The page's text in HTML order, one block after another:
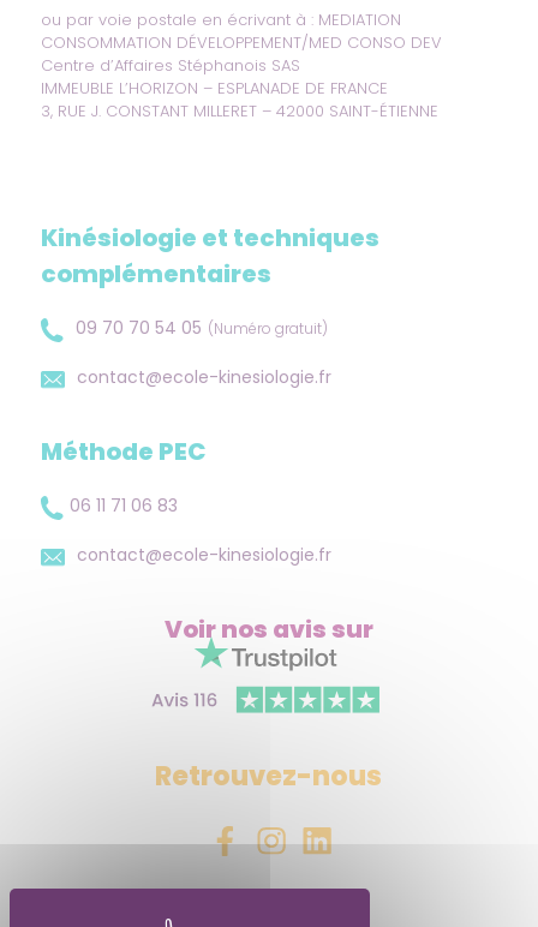
ou par voie postale en écrivant à : MEDIATION
CONSOMMATION DÉVELOPPEMENT/MED CONSO DEV
Centre d’Affaires Stéphanois SAS
IMMEUBLE L’HORIZON – ESPLANADE DE FRANCE
3, RUE J. CONSTANT MILLERET – 42000 SAINT-ÉTIENNE
Kinésiologie et techniques
complémentaires
09 70 70 54 05 (Numéro gratuit)
contact@ecole-kinesiologie.fr
Méthode PEC
06 11 71 06 83
contact@ecole-kinesiologie.fr
Voir nos avissur
Retrouvez-nous